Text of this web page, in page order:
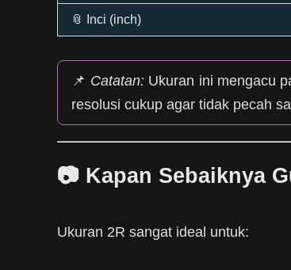
📎 Inci (inch)
📌 Catatan:Ukuran ini mengacu
resolusi cukup agar tidak pecah
📷 Kapan Sebaiknya
Ukuran 2R sangat ideal untuk: